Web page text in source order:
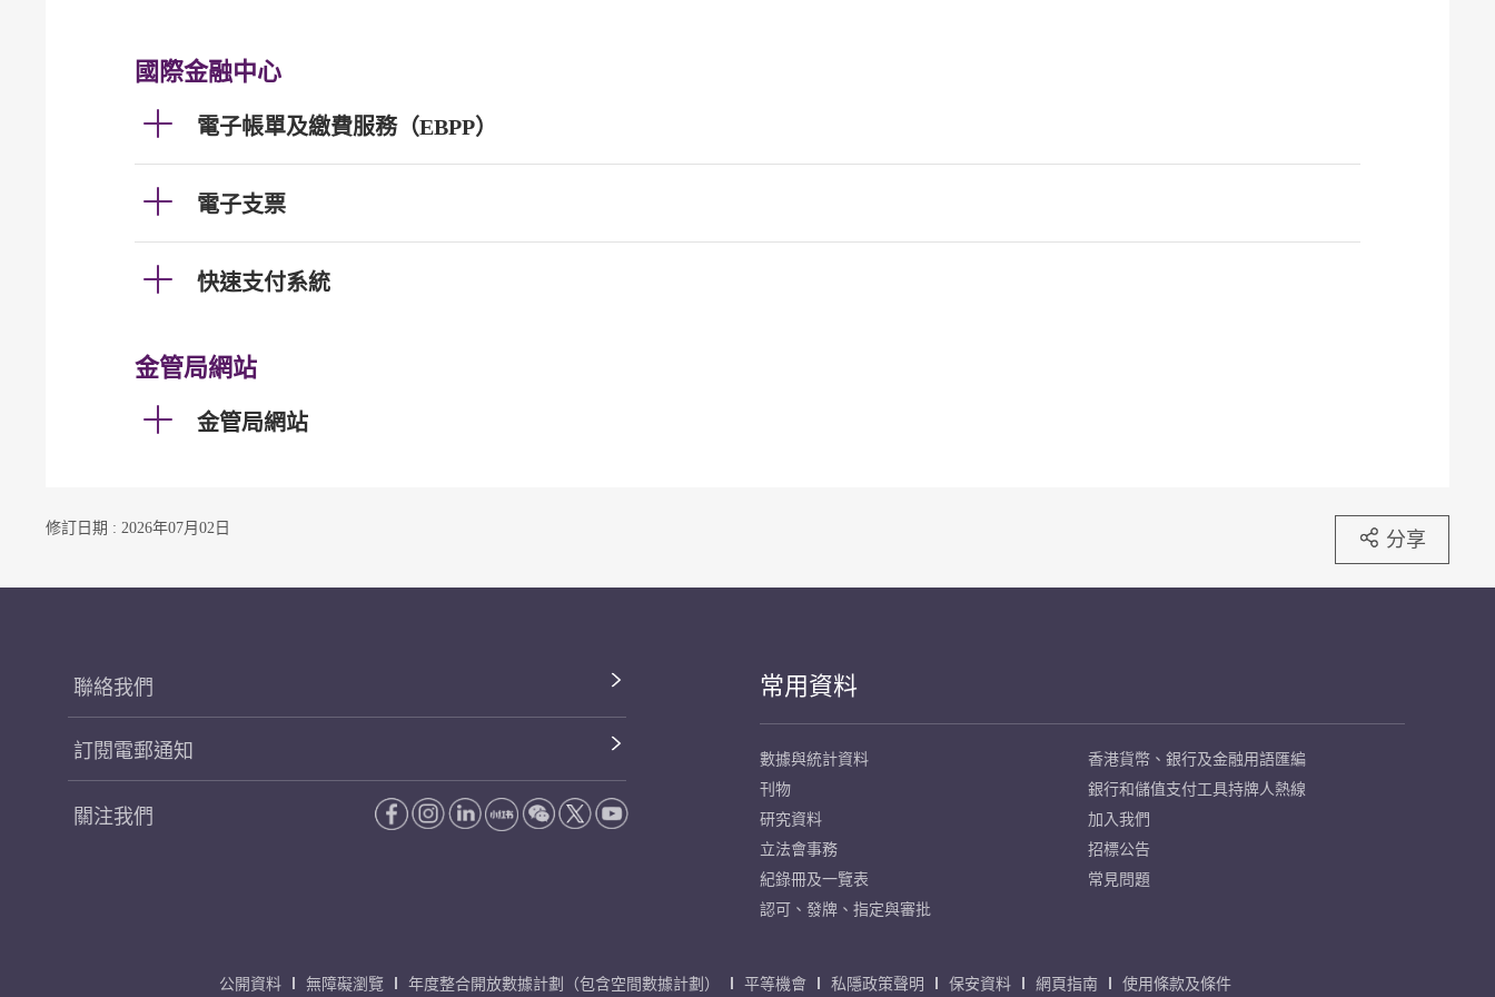
國際金融中心
電子帳單及繳費服務（EBPP）
電子支票
快速支付系統
金管局網站
金管局網站
修訂日期 : 2026年07月02日 分享
聯絡我們
訂閱電郵通知
關注我們
常用資料
數據與統計資料
刊物
研究資料
立法會事務
紀錄冊及一覽表
認可、發牌、指定與審批
香港貨幣、銀行及金融用語匯編
銀行和儲值支付工具持牌人熱線
加入我們
招標公告
常見問題
公開資料 無障礙瀏覽 年度整合開放數據計劃（包含空間數據計劃） 平等機會 私隱政策聲明 保安資料 網頁指南 使用條款及條件